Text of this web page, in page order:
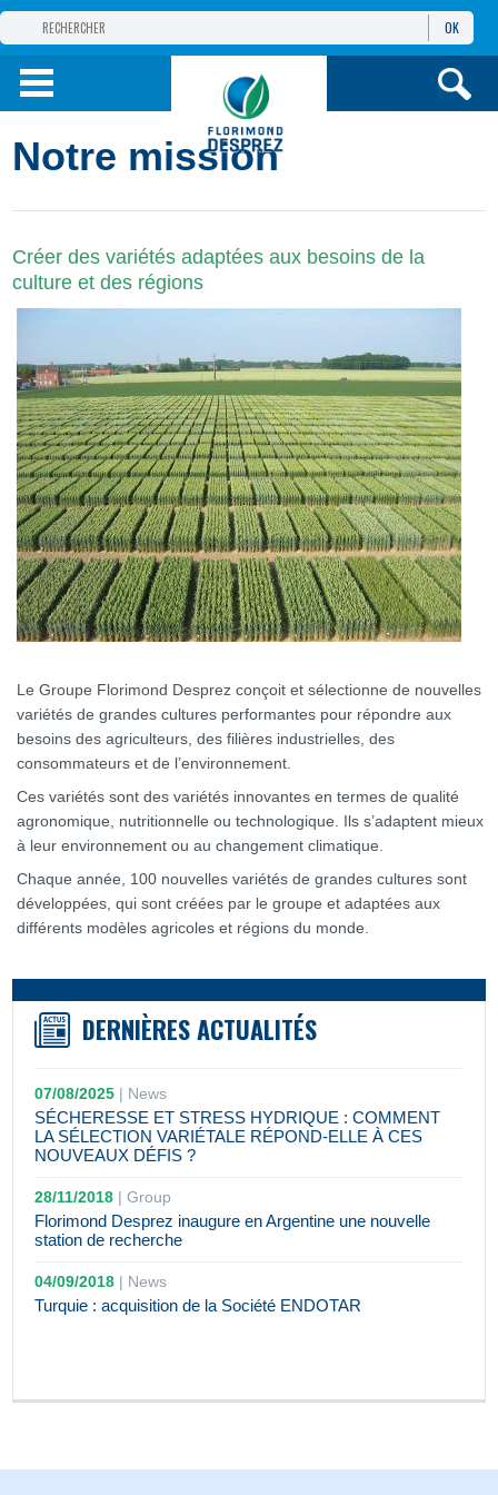
GROUPE
PRODUITS
OK
Notre mission
Créer des variétés adaptées aux besoins de la
culture et des régions
Le Groupe Florimond Desprez conçoit et sélectionne de nouvelles
variétés de grandes cultures performantes pour répondre aux
besoins des agriculteurs, des filières industrielles, des
consommateurs et de l’environnement.
Ces variétés sont des variétés innovantes en termes de qualité
agronomique, nutritionnelle ou technologique. Ils s’adaptent mieux
à leur environnement ou au changement climatique.
Chaque année, 100 nouvelles variétés de grandes cultures sont
développées, qui sont créées par le groupe et adaptées aux
différents modèles agricoles et régions du monde.
DERNIÈRES ACTUALITÉS
07/08/2025 | News
SÉCHERESSE ET STRESS HYDRIQUE : COMMENT
LA SÉLECTION VARIÉTALE RÉPOND-ELLE À CES
NOUVEAUX DÉFIS ?
28/11/2018 |Group
Florimond Desprez inaugure en Argentine une nouvelle
station de recherche
04/09/2018 | News
Turquie : acquisition de la Société ENDOTAR